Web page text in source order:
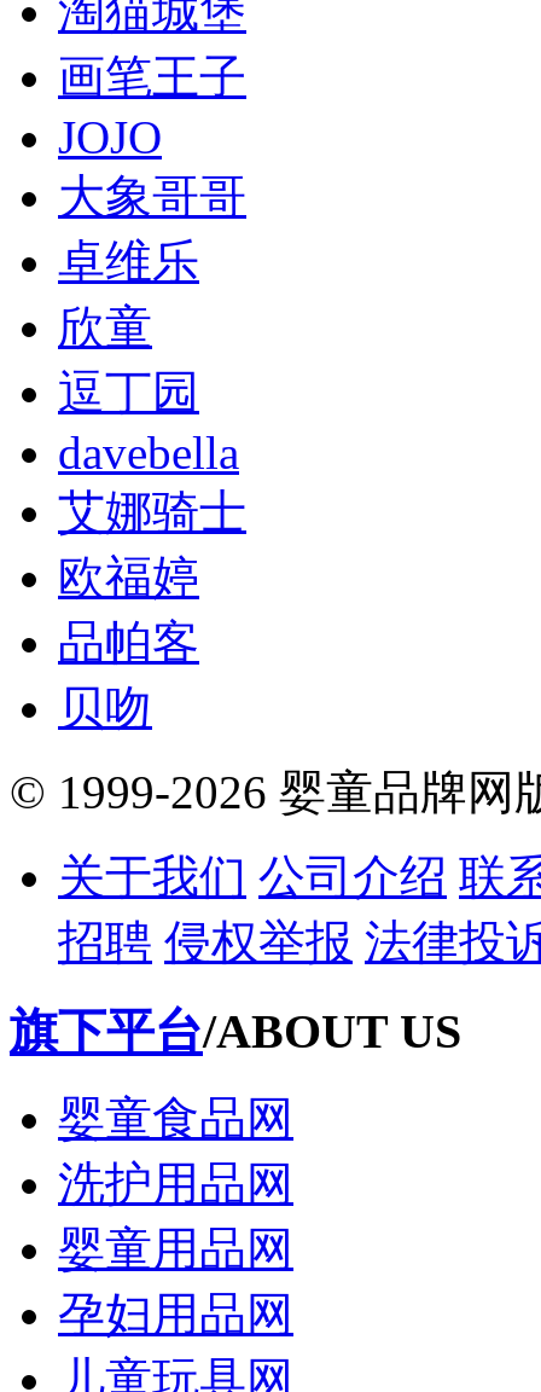
淘猫城堡
画笔王子
JOJO
大象哥哥
卓维乐
欣童
逗丁园
davebella
艾娜骑士
欧福婷
品帕客
贝吻
© 1999-2026 婴童品牌网
关于我们 公司介绍 联
招聘 侵权举报 法律投
旗下平台/ABOUT US
婴童食品网
洗护用品网
婴童用品网
孕妇用品网
儿童玩具网